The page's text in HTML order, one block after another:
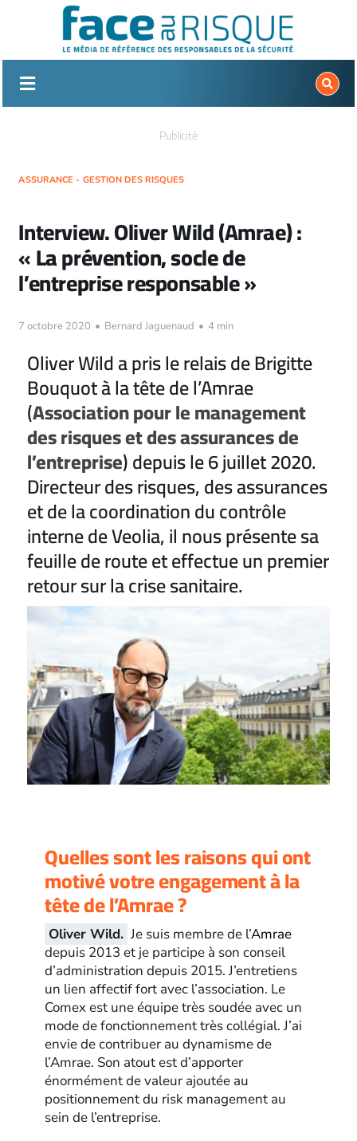
Publicité
ASSURANCE - GESTION DES RISQUES
Interview. Oliver Wild (Amrae) :
« La prévention, socle de
l’entreprise responsable »
7 octobre 2020 • Bernard Jaguenaud • 4 min
Oliver Wild a pris le relais de Brigitte
Bouquot à la tête de l’Amrae
(Association pour le management
des risques et des assurances de
l’entreprise) depuis le 6 juillet 2020.
Directeur des risques, des assurances
et de la coordination du contrôle
interne de Veolia, il nous présente sa
feuille de route et effectue un premier
retour sur la crise sanitaire.
Quelles sont les raisons qui ont
motivé votre engagement à la
tête de l’Amrae ?
Oliver Wild. Je suis membre de l’Amrae
depuis 2013 et je participe à son conseil
d’administration depuis 2015. J’entretiens
un lien affectif fort avec l’association. Le
Comex est une équipe très soudée avec un
mode de fonctionnement très collégial. J’ai
envie de contribuer au dynamisme de
l’Amrae. Son atout est d’apporter
énormément de valeur ajoutée au
positionnement du risk management au
sein de l’entreprise.